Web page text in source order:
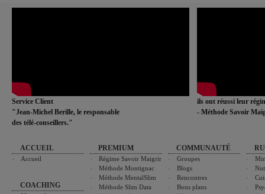
Service Client
"Jean-Michel Berille, le responsable
des télé-conseillers."
ils ont réussi leur
- Méthode Savoir
ACCUEIL
Accueil
COACHING
PREMIUM
Régime Savoir Maigrir
Méthode Montignac
Méthode MentalSlim
Méthode Slim Data
COMMUNAUTÉ
Groupes
Blogs
Rencontres
Bons plans